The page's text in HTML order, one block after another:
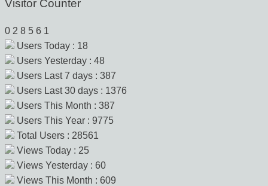
Visitor Counter
0 2 8 5 6 1
Users Today : 18
Users Yesterday : 48
Users Last 7 days : 387
Users Last 30 days : 1376
Users This Month : 387
Users This Year : 9775
Total Users : 28561
Views Today : 25
Views Yesterday : 60
Views This Month : 609